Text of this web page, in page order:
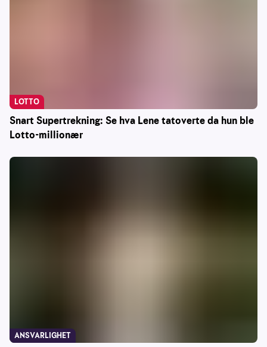
Snart Supertrekning: Se hva Lene tatoverte da hun ble
Lotto-millionær
LOTTO
ANSVARLIGHET